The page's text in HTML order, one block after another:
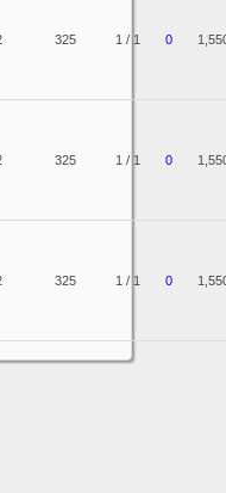
325 1 / 1 0
325 1 / 1 0
325 1 / 1 0